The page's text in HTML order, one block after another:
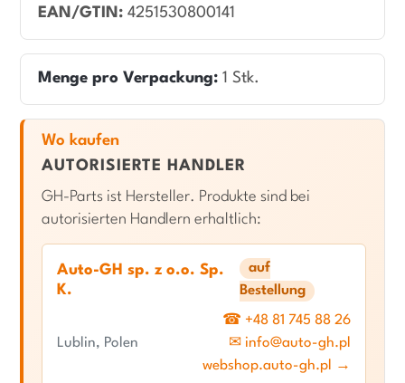
EAN/GTIN: 4251530800141
Menge pro Verpackung: 1 Stk.
Wo kaufen
AUTORISIERTE HANDLER
GH-Parts ist Hersteller. Produkte sind bei
autorisierten Handlern erhaltlich:
Auto-GH sp. z o.o. Sp.
K.
auf
Bestellung
Lublin, Polen
☎ +48 81 745 88 26
✉ info@auto-gh.pl
webshop.auto-gh.pl →